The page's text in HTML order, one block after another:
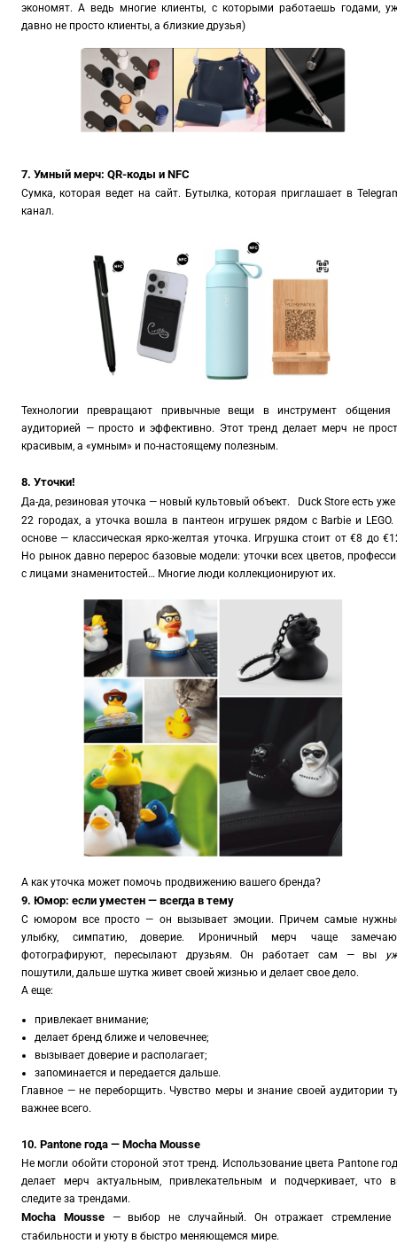
экономят. А ведь многие клиенты, с которыми работаешь годами,
давно не просто клиенты, а близкие друзья)
7. Умный мерч: QR-коды и NFC
Сумка, которая ведет на сайт. Бутылка, которая приглашает в
канал.
Технологии превращают привычные вещи в инструмент общения
аудиторией — просто и эффективно. Этот тренд делает мерч не
красивым, а «умным» и по-настоящему полезным.
8. Уточки!
Да-да, резиновая уточка — новый культовый объект.
Duck Store есть
22 городах, а уточка вошла в пантеон игрушек рядом с Barbie и LEGO.
основе — классическая ярко-желтая уточка. Игрушка стоит от €8 до
Но рынок давно перерос базовые модели: уточки всех цветов,
с лицами знаменитостей… Многие люди коллекционируют их.
А как уточка может помочь продвижению вашего бренда?
9. Юмор: если уместен — всегда в тему
С юмором все просто — он вызывает эмоции. Причем самые
улыбку, симпатию, доверие. Ироничный мерч чаще
фотографируют, пересылают друзьям. Он работает сам — вы
пошутили, дальше шутка живет своей жизнью и делает свое дело.
А еще:
привлекает внимание;
делает бренд ближе и человечнее;
вызывает доверие и располагает;
запоминается и передается дальше.
Главное — не переборщить. Чувство меры и знание своей аудитории
важнее всего.
10. Pantone года — Mocha Mousse
Не могли обойти стороной этот тренд. Использование цвета Pantone
делает мерч актуальным, привлекательным и подчеркивает, что
следите за трендами.
Mocha Mousse— выбор не случайный. Он отражает стремление
стабильности и уюту в быстро меняющемся мире.